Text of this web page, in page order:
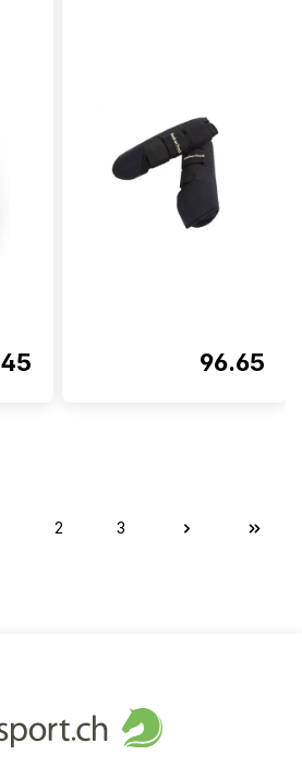
96.65
2 3